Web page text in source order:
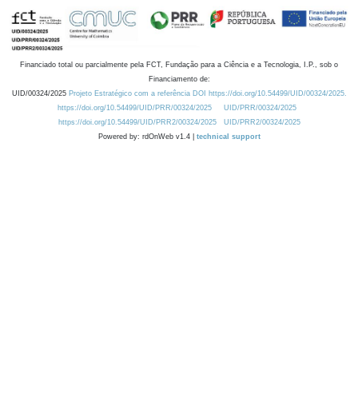
Financiado total ou parcialmente pela FCT, Fundação para a Ciência e a Tecnologia, I.P., sob o
Financiamento de:
UID/00324/2025 Projeto Estratégico com a referência DOI https://doi.org/10.54499/UID/00324/2025.
https://doi.org/10.54499/UID/PRR/00324/2025
UID/PRR/00324/2025
https://doi.org/10.54499/UID/PRR2/00324/2025
UID/PRR2/00324/2025
Powered by: rdOnWeb v1.4 | technical support